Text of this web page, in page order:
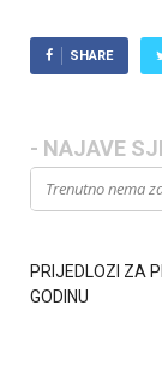
SHARE
- NAJAVE
Trenutno nema
PRIJEDLOZI ZA
GODINU